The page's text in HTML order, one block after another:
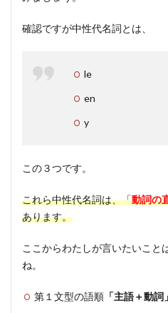
確認ですが中性代名詞とは、
le
en
y
この３つです。
これら中性代名詞は、「動詞の
あります。
ここからわたしが言いたいこと
ね。
第１文型の語順 「主語＋動詞」